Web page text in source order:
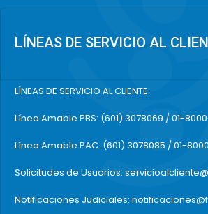
LÍNEAS DE SERVICIO AL
LÍNEAS DE SERVICIO AL CLIENTE:
Línea Amable PBS: (601) 3078069 / 01-
Línea Amable PAC: (601) 3078085 / 01-
Solicitudes de Usuarios:
Notificaciones Judiciales: